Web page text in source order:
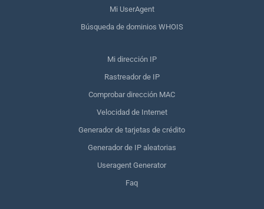
Mi UserAgent
Búsqueda de dominios WHOIS
Mi dirección IP
Rastreador de IP
Comprobar dirección MAC
Velocidad de Internet
Generador de tarjetas de crédito
Generador de IP aleatorias
Useragent Generator
Faq